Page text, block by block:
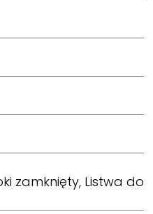
zamknięty, Listwa do